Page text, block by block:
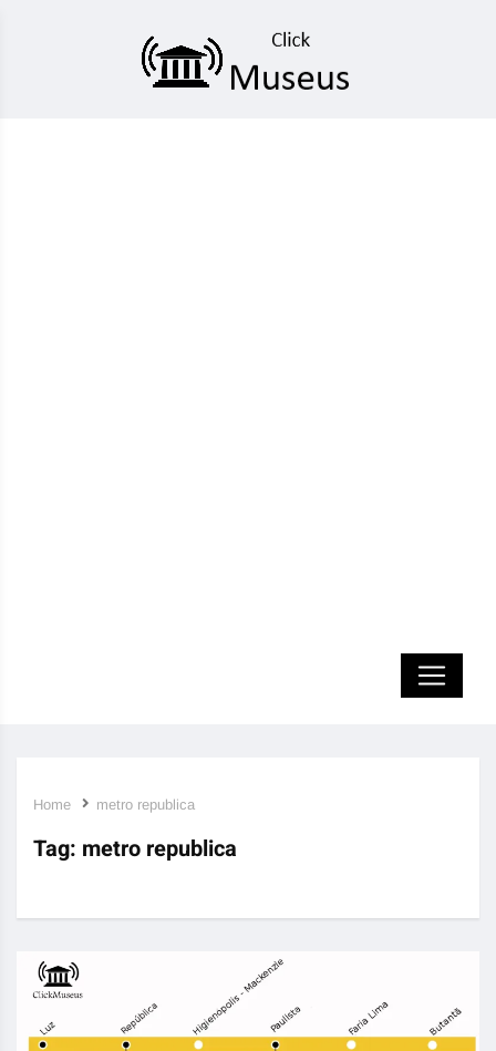
Home metro republica
Tag: metro republica